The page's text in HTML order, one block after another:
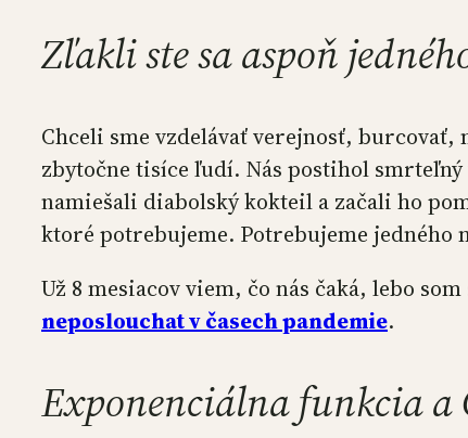
Zľakli ste sa aspoň
Chceli sme vzdelávať verejnosť, burcovať,
zbytočne tisíce ľudí. Nás postihol
namiešali diabolský kokteil a začali ho
ktoré potrebujeme. Potrebujeme
Už 8 mesiacov viem, čo nás čaká, lebo
neposlouchat v časech pandemie.
Exponenciálna funkcia